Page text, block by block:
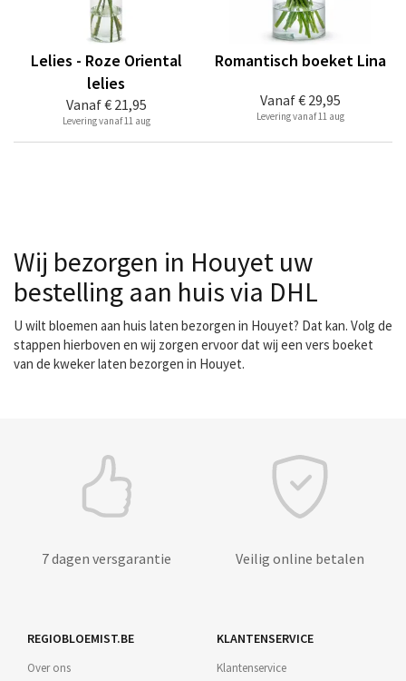
Vanaf€ 21,95
Lelies - Roze Oriental
lelies
Levering vanaf 11 aug
Vanaf€ 29,95
Romantisch boeket Lina
Levering vanaf 11 aug
Wij bezorgen in Houyet uw
bestelling aan huis via DHL
U wilt bloemen aan huis laten bezorgen in Houyet? Dat kan. Volg de
stappen hierboven en wij zorgen ervoor dat wij een vers boeket
van de kweker laten bezorgen in Houyet.
7 dagen versgarantie Veilig online betalen
REGIOBLOEMIST.BE
Over ons
KLANTENSERVICE
Klantenservice